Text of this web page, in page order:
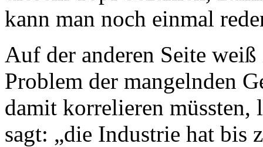
kann man noch einmal
Auf der anderen Seite
Problem der mangelnden
damit korrelieren müssten,
sagt: „die Industrie hat bis